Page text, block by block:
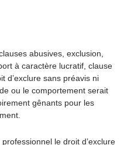
abusives, exclusion,
à caractère lucratif, clause
d’exclure sans préavis ni
ou le comportement serait
gênants pour les
le droit d’exclure